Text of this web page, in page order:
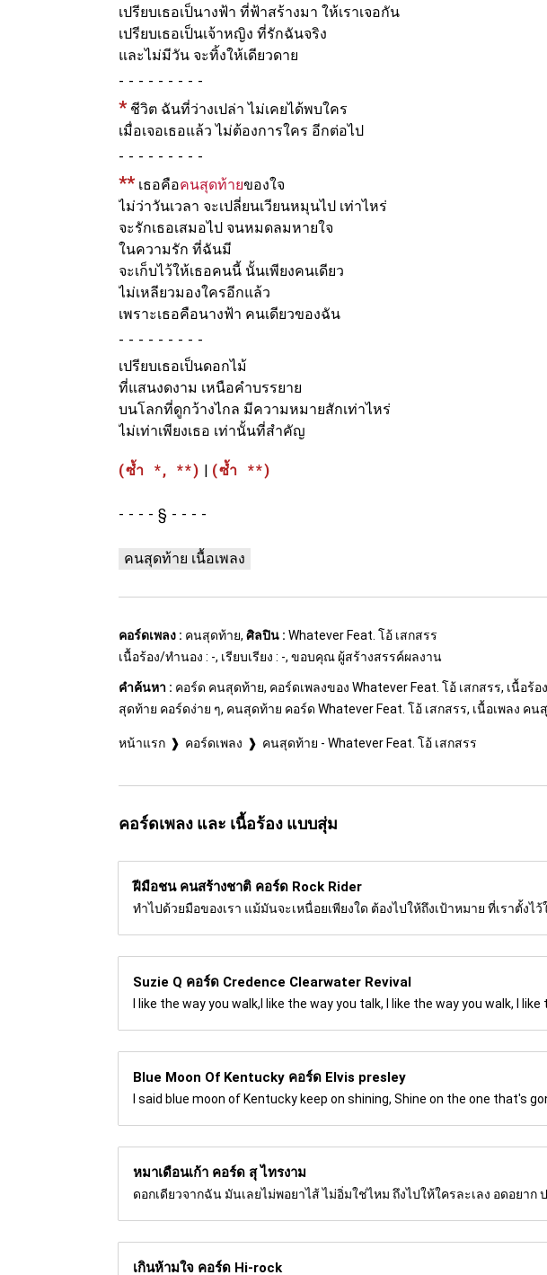
เปรียบเธอเป็นางฟ้า ที่ฟ้าสร้างมา ให้เราเจอกัน
เปรียบเธอเป็นเจ้าหญิง ที่รักฉันจริง
และไม่มีวัน จะทิ้งให้เดียวดาย
-
* ชีวิต ฉันที่ว่างเปล่า ไม่เคยได้พบใคร
เมื่อเจอเธอแล้ว ไม่ต้องการใคร อีกต่อไป
-
** เธอคือคนสุดท้ายของใจ
ไม่ว่าวันเวลา จะเปลี่ยนเวียนหมุนไป เท่าไหร่
จะรักเธอเสมอไป จนหมดลมหายใจ
ในความรัก ที่ฉันมี
จะเก็บไว้ให้เธอคนนี้ นั้นเพียงคนเดียว
ไม่เหลียวมองใครอีกแล้ว
เพราะเธอคือนางฟ้า คนเดียวของฉัน
-
เปรียบเธอเป็นดอกไม้
ที่แสนงดงาม เหนือคำบรรยาย
บนโลกที่ดูกว้างไกล มีความหมายสักเท่าไหร่
ไม่เท่าเพียงเธอ เท่านั้นที่สำคัญ
(ซ้ำ *, **) | (ซ้ำ **)
§
คนสุดท้าย เนื้อเพลง
คอร์ดเพลง : คนสุดท้าย, ศิลปิน : Whatever Feat. โอ้ เสกสรร
เนื้อร้อง/ทำนอง : -, เรียบเรียง : -, ขอบคุณ ผู้สร้างสรรค์ผลงาน
คำค้นหา : คอร์ด คนสุดท้าย, คอร์ดเพลงของ Whatever Feat. โอ้ เสกสรร, เนื้อร้
สุดท้าย คอร์ดง่าย ๆ, คนสุดท้าย คอร์ด Whatever Feat. โอ้ เสกสรร, เนื้อเพลง คน
หน้าแรก คอร์ดเพลง คนสุดท้าย - Whatever Feat. โอ้ เสกสรร
คอร์ดเพลง และ เนื้อร้อง แบบสุ่ม
ฝีมือชน คนสร้างชาติ คอร์ด Rock Rider
ทำไปด้วยมือของเรา แม้มันจะเหนื่อยเพียงใด ต้องไปให้ถึงเป้าหมาย ที่เราตั้งไ
Suzie Q คอร์ด Credence Clearwater Revival
I like the way you walk,I like the way you talk, I like the way you walk, I
Blue Moon Of Kentucky คอร์ด Elvis presley
I said blue moon of Kentucky keep on shining, Shine on the one that's
หมาเดือนเก้า คอร์ด สุ ไทรงาม
ดอกเดียวจากฉัน มันเลยไม่พอยาไส้ ไม่อิ่มใช่ไหม ถึงไปให้ใครละเลง อดอยาก
เกินห้ามใจ คอร์ด Hi-rock